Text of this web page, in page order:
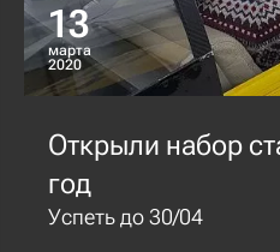
13
марта
2020
Открыли набор
год
Успеть до 30/04